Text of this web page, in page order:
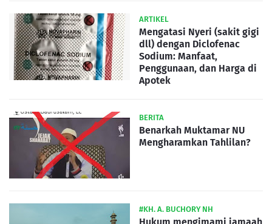
ARTIKEL
Mengatasi Nyeri (sakit gigi
dll) dengan Diclofenac
Sodium: Manfaat,
Penggunaan, dan Harga di
Apotek
BERITA
Benarkah Muktamar NU
Mengharamkan Tahlilan?
#KH. A. BUCHORY NH